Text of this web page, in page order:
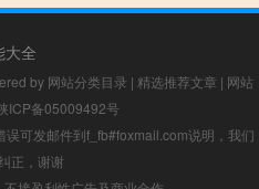
大全
by 网站分类目录 | 精选推荐文章 | 网站
ICP备05009492号
可发邮件到f_fb#foxmail.com说明，我们
正，谢谢